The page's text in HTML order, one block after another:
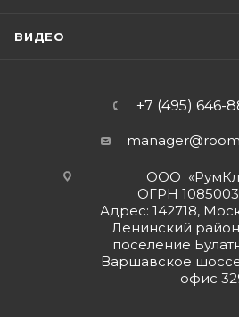
ВИДЕО
+7 (495) 646-
ООО
ОГРН
Адрес: 142718,
Ленинский
поселение
Варшавское шоссе
офис